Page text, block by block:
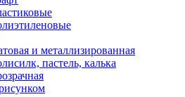
и металлизированная
пастель, калька